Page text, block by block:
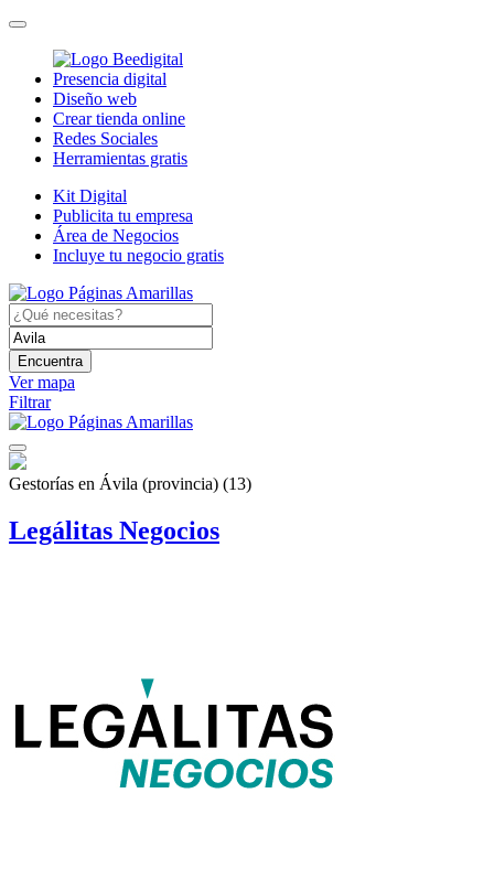
Presencia digital
Diseño web
Crear tienda online
Redes Sociales
Herramientas gratis
Kit Digital
Publicita tu empresa
Área de Negocios
Incluye tu negocio gratis
Encuentra
Ver mapa
Filtrar
Gestorías en Ávila (provincia) (13)
Legálitas Negocios